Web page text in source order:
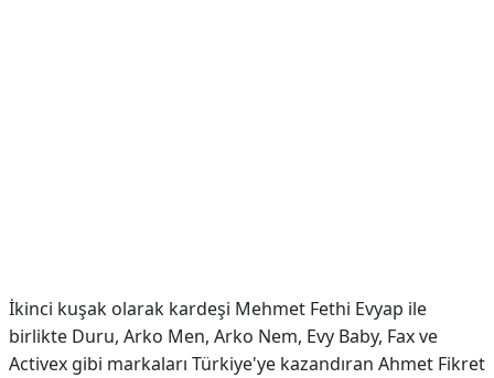
İkinci kuşak olarak kardeşi Mehmet Fethi Evyap ile
birlikte Duru, Arko Men, Arko Nem, Evy Baby, Fax ve
Activex gibi markaları Türkiye'ye kazandıran Ahmet Fikret